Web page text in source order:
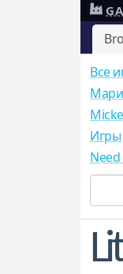
Все
Игры
Need